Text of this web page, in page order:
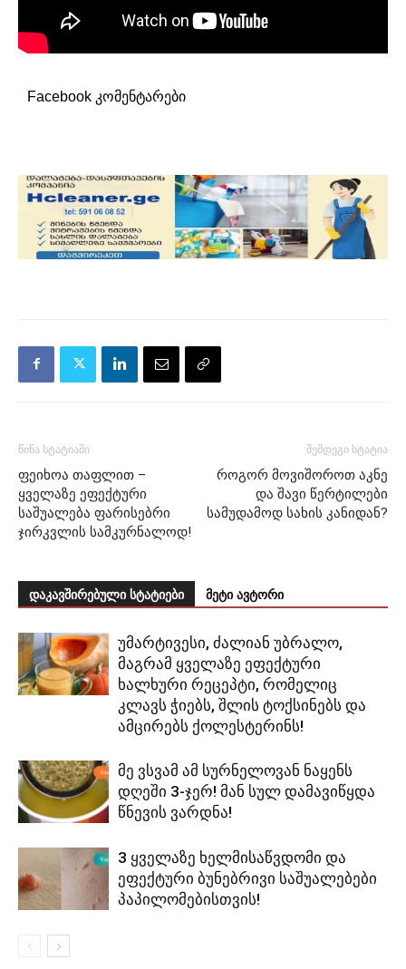
Facebook კომენტარები
წინა სტატიაში
ფეიხოა თაფლით –
ყველაზე ეფექტური
საშუალება ფარისებრი
ჯირკვლის სამკურნალოდ!
შემდეგი სტატია
როგორ მოვიშოროთ აკნე
და შავი წერტილები
სამუდამოდ სახის კანიდან?
დაკავშირებული სტატიები მეტი ავტორი
უმარტივესი, ძალიან უბრალო,
მაგრამ ყველაზე ეფექტური
ხალხური რეცეპტი, რომელიც
კლავს ჭიებს, შლის ტოქსინებს და
ამცირებს ქოლესტერინს!
მე ვსვამ ამ სურნელოვან ნაყენს
დღეში 3-ჯერ! მან სულ დამავიწყდა
წნევის ვარდნა!
3 ყველაზე ხელმისაწვდომი და
ეფექტური ბუნებრივი საშუალებები
პაპილომებისთვის!